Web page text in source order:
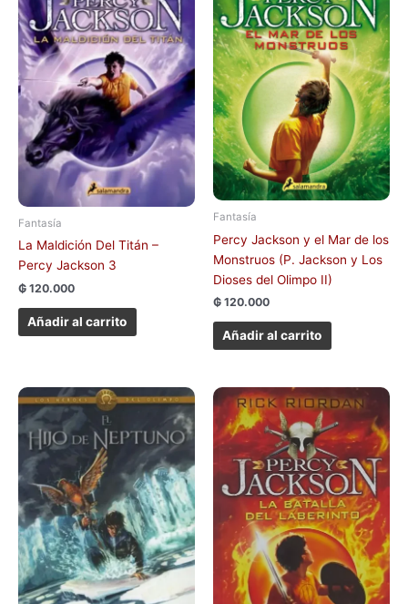
Fantasía
La Maldición Del Titán –
Percy Jackson 3
₲ 120.000
Añadir al carrito
Fantasía
Percy Jackson y el Mar de los
Monstruos (P. Jackson y Los
Dioses del Olimpo II)
₲ 120.000
Añadir al carrito